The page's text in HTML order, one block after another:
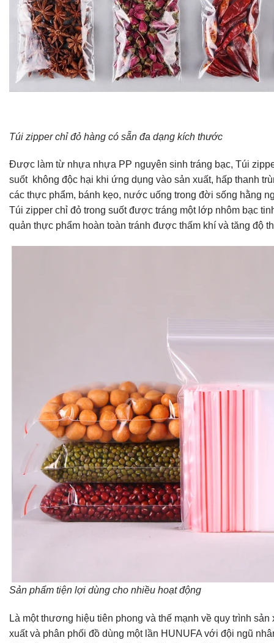
Túi zipper chỉ đỏ hàng có sẵn đa dạng kích thước
Được làm từ nhựa nhựa PP nguyên sinh tráng bạc, Túi
suốt không độc hại khi ứng dụng vào sản xuất, hấp thanh
các thực phẩm, bánh kẹo, nước uống trong đời sống hằng
Túi zipper chỉ đỏ trong suốt được tráng một lớp nhôm bạc
quản thực phẩm hoàn toàn tránh được thấm khí và tăng độ
Sản phẩm tiện lợi dùng cho nhiều hoạt động
Là một thương hiệu tiên phong và thế mạnh về quy trình sản
xuất và phân phối đồ dùng một lần HUNUFA với đội ngũ